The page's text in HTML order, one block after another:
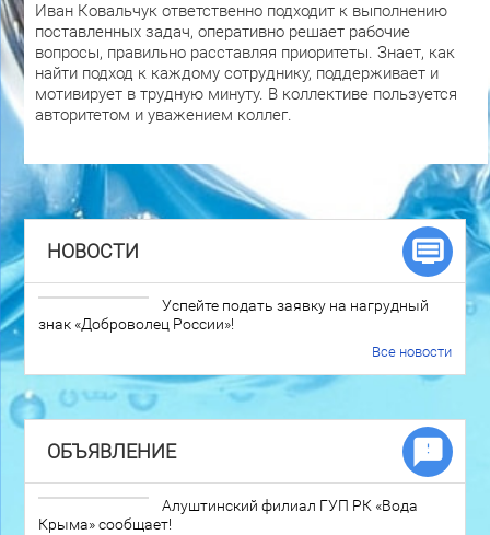
Иван Ковальчук ответственно подходит к выполнению
поставленных задач, оперативно решает рабочие
вопросы, правильно расставляя приоритеты. Знает, как
найти подход к каждому сотруднику, поддерживает и
мотивирует в трудную минуту. В коллективе пользуется
авторитетом и уважением коллег.
НОВОСТИ
Успейте подать заявку на нагрудный
знак «Доброволец России»!
Все новости
ОБЪЯВЛЕНИЕ
Алуштинский филиал ГУП РК «Вода
Крыма» сообщает!